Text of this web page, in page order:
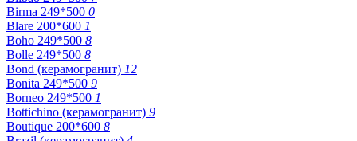
Birma 249*500 0
Blare 200*600 1
Boho 249*500 8
Bolle 249*500 8
Bond (керамогранит) 12
Bonita 249*500 9
Borneo 249*500 1
Bottichino (керамогранит) 9
Boutique 200*600 8